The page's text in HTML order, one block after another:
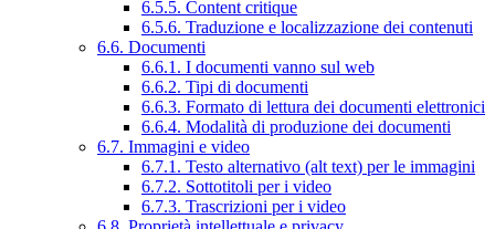
6.5.5. Content critique
6.5.6. Traduzione e localizzazione dei contenuti
6.6. Documenti
6.6.1. I documenti vanno sul web
6.6.2. Tipi di documenti
6.6.3. Formato di lettura dei documenti elettronici
6.6.4. Modalità di produzione dei documenti
6.7. Immagini e video
6.7.1. Testo alternativo (alt text) per le immagini
6.7.2. Sottotitoli per i video
6.7.3. Trascrizioni per i video